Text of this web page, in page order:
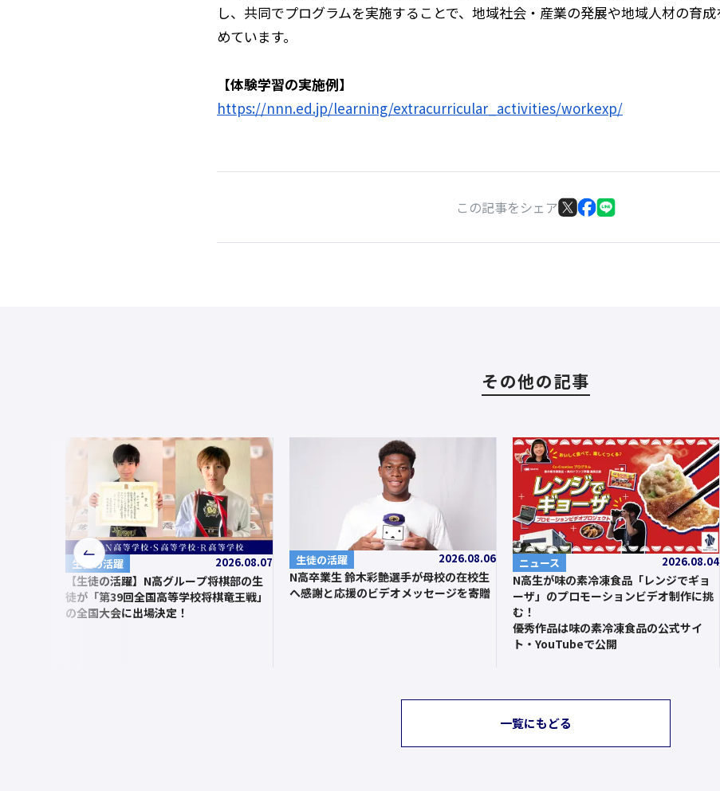
し、共同でプログラムを実施することで、地域社会・産業の発展や地域人材の育
めています。
【体験学習の実施例】
https://nnn.ed.jp/learning/extracurricular_activities/workexp/
この記事をシェア
その他の記事
前
へ
生徒の活躍 2026.08.07
【生徒の活躍】N高グループ将棋部の生
徒が「第39回全国高等学校将棋竜王戦」
の全国大会に出場決定！
生徒の活躍 2026.08.06
N高卒業生 鈴木彩艶選手が母校の在校生
へ感謝と応援のビデオメッセージを寄贈
ニュース 2026.08.04
N高生が味の素冷凍食品「レンジでギョ
ーザ」のプロモーションビデオ制作に挑
む！
優秀作品は味の素冷凍食品の公式サイ
ト・YouTubeで公開
一覧にもどる